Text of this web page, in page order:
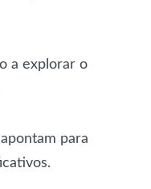
a explorar o
para